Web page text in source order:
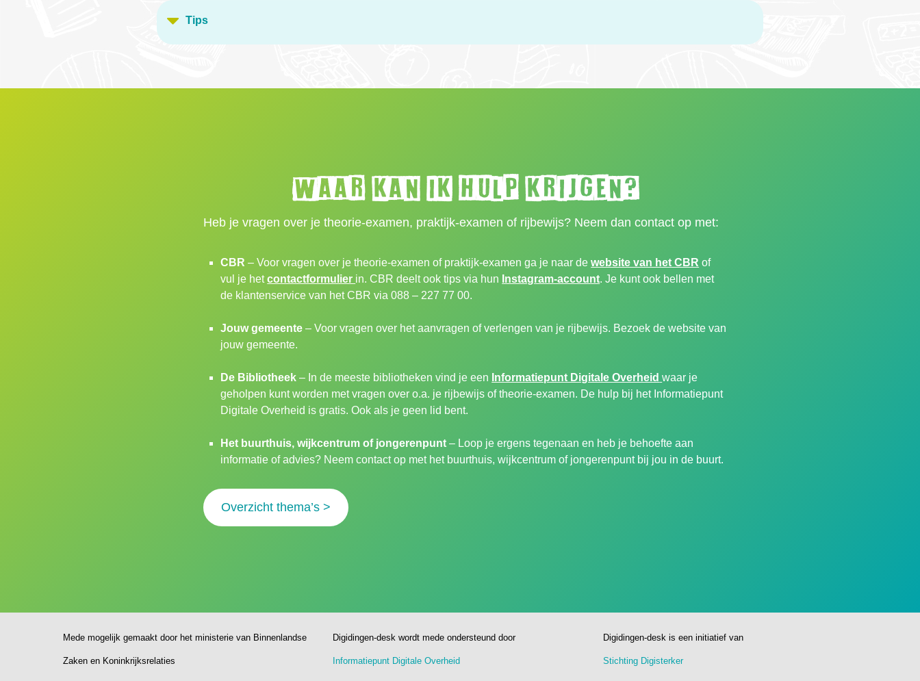
Tips
Waar kan ik hulp krijgen?
Heb je vragen over je theorie-examen, praktijk-examen of rijbewijs? Neem dan contact op met:
CBR – Voor vragen over je theorie-examen of praktijk-examen ga je naar dewebsite van het CBR of
vul je hetcontactformulier in. CBR deelt ook tips via hun Instagram-account. Je kunt ook bellen met
de klantenservice van het CBR via 088 – 227 77 00.
Jouw gemeente – Voor vragen over het aanvragen of verlengen van je rijbewijs. Bezoek de website van
jouw gemeente.
De Bibliotheek – In de meeste bibliotheken vind je een Informatiepunt Digitale Overheid waar je
geholpen kunt worden met vragen over o.a. je rijbewijs of theorie-examen. De hulp bij het Informatiepunt
Digitale Overheid is gratis. Ook als je geen lid bent.
Het buurthuis, wijkcentrum of jongerenpunt – Loop je ergens tegenaan en heb je behoefte aan
informatie of advies? Neem contact op met het buurthuis, wijkcentrum of jongerenpunt bij jou in de buurt.
Overzicht thema’s >
Mede mogelijk gemaakt door het ministerie van Binnenlandse
Zaken en Koninkrijksrelaties
Digidingen-desk wordt mede ondersteund door
Informatiepunt Digitale Overheid
Digidingen-desk is een initiatief van
Stichting Digisterker